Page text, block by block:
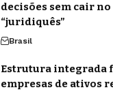
decisões sem cair no
“juridiquês”
Brasil
Estrutura integrada
empresas de ativos